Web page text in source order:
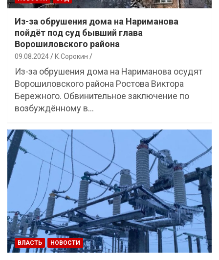
Из-за обрушения дома на Нариманова
пойдёт под суд бывший глава
Ворошиловского района
09.08.2024 К.Сорокин
Из-за обрушения дома на Нариманова осудят
Ворошиловского района Ростова Виктора
Бережного. Обвинительное заключение по
возбуждённому в…
ВЛАСТЬ НОВОСТИ